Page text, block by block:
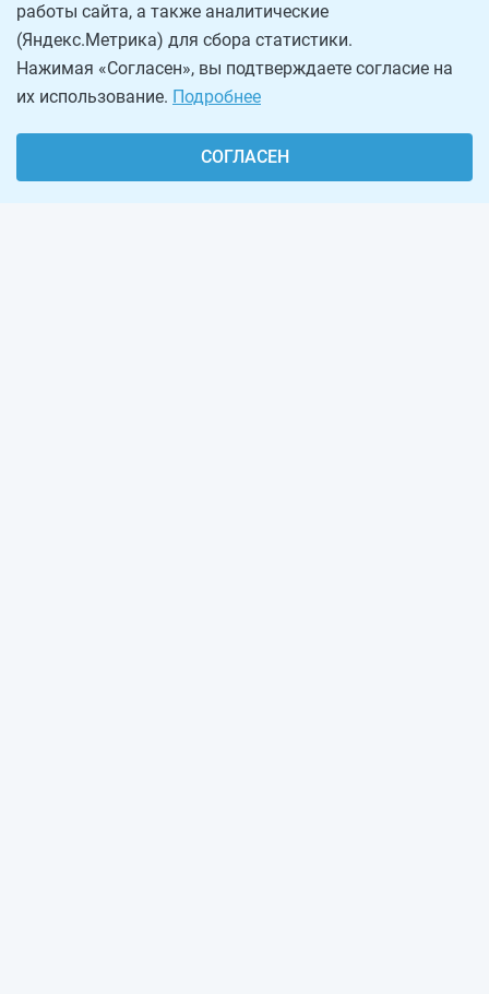
работы сайта, а также аналитические
(Яндекс.Метрика) для сбора статистики.
Нажимая «Согласен», вы подтверждаете согласие на
их использование. Подробнее
СОГЛАСЕН